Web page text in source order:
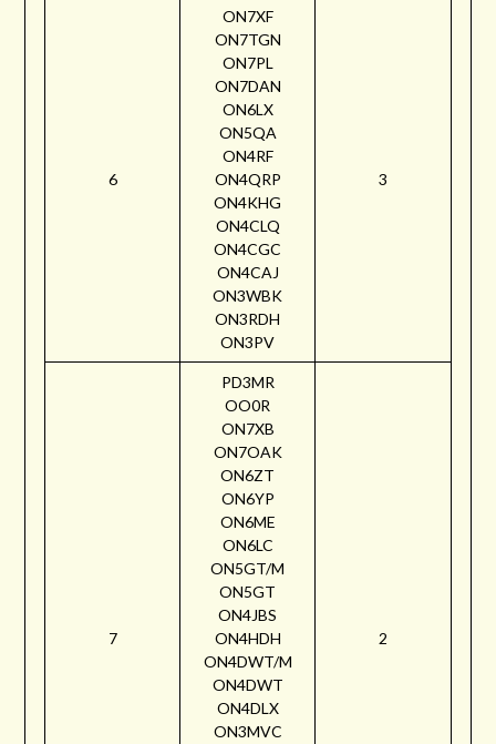
6
ON7XF
ON7TGN
ON7PL
ON7DAN
ON6LX
ON5QA
ON4RF
ON4QRP
ON4KHG
ON4CLQ
ON4CGC
ON4CAJ
ON3WBK
ON3RDH
ON3PV
3
7
PD3MR
OO0R
ON7XB
ON7OAK
ON6ZT
ON6YP
ON6ME
ON6LC
ON5GT/M
ON5GT
ON4JBS
ON4HDH
ON4DWT/M
ON4DWT
ON4DLX
ON3MVC
2